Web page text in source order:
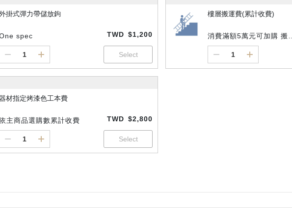
掛式彈力帶儲放鉤
spec TWD $1,200
樓層搬運費(累計收費)
消費滿額5萬元可加購 搬上
材指定烤漆色工本費
主商品選購數累計收費 TWD $2,800